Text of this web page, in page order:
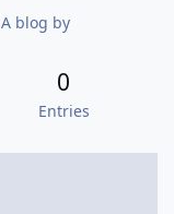
A blog by
0
Entries